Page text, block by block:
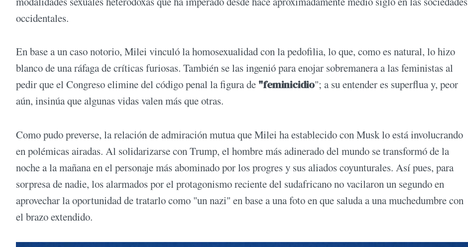
occidentales.
En base a un caso notorio, Milei vinculó la homosexualidad con la pedofilia, lo que, como es natural, lo hizo
blanco de una ráfaga de críticas furiosas. También se las ingenió para enojar sobremanera a las feministas al
pedir que el Congreso elimine del código penal la figura de "feminicidio"; a su entender es superflua y, peor
aún, insinúa que algunas vidas valen más que otras.
Como pudo preverse, la relación de admiración mutua que Milei ha establecido con Musk lo está involucrando
en polémicas airadas. Al solidarizarse con Trump, el hombre más adinerado del mundo se transformó de la
noche a la mañana en el personaje más abominado por los progres y sus aliados coyunturales. Así pues, para
sorpresa de nadie, los alarmados por el protagonismo reciente del sudafricano no vacilaron un segundo en
aprovechar la oportunidad de tratarlo como "un nazi" en base a una foto en que saluda a una muchedumbre con
el brazo extendido.